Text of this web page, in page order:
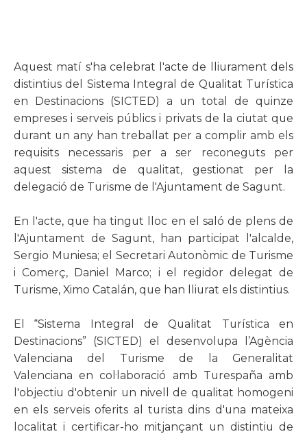
Aquest matí s'ha celebrat l'acte de lliurament dels
distintius del Sistema Integral de Qualitat Turística
en Destinacions (SICTED) a un total de quinze
empreses i serveis públics i privats de la ciutat que
durant un any han treballat per a complir amb els
requisits necessaris per a ser reconeguts per
aquest sistema de qualitat, gestionat per la
delegació de Turisme de l'Ajuntament de Sagunt.
En l'acte, que ha tingut lloc en el saló de plens de
l'Ajuntament de Sagunt, han participat l'alcalde,
Sergio Muniesa; el Secretari Autonòmic de Turisme
i Comerç, Daniel Marco; i el regidor delegat de
Turisme, Ximo Catalán, que han lliurat els distintius.
El “Sistema Integral de Qualitat Turística en
Destinacions” (SICTED) el desenvolupa l’Agència
Valenciana del Turisme de la Generalitat
Valenciana en col· laboració amb Turespaña amb
l'objectiu d'obtenir un nivell de qualitat homogeni
en els serveis oferits al turista dins d'una mateixa
localitat i certificar-ho mitjançant un distintiu de